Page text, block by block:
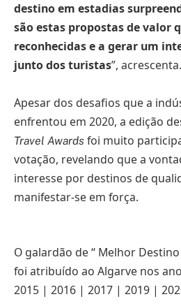
destino em estadias
são estas propostas de valor
reconhecidas e a gerar um
junto dos turistas”, acrescenta.
Apesar dos desafios que a
enfrentou em 2020, a edição
Travel Awards foi muito
votação, revelando que a
interesse por destinos de
manifestar-se em força.
O galardão de “ Melhor
foi atribuído ao Algarve nos
2015 | 2016 | 2017 | 2019 |